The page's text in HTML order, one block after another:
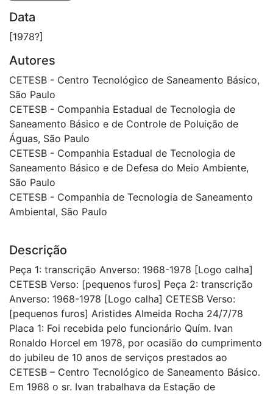
Data
[1978?]
Autores
CETESB - Centro Tecnológico de Saneamento Básico,
São Paulo
CETESB - Companhia Estadual de Tecnologia de
Saneamento Básico e de Controle de Poluição de
Águas, São Paulo
CETESB - Companhia Estadual de Tecnologia de
Saneamento Básico e de Defesa do Meio Ambiente,
São Paulo
CETESB - Companhia de Tecnologia de Saneamento
Ambiental, São Paulo
Descrição
Peça 1: transcrição Anverso: 1968-1978 [Logo calha]
CETESB Verso: [pequenos furos] Peça 2: transcrição
Anverso: 1968-1978 [Logo calha] CETESB Verso:
[pequenos furos] Aristides Almeida Rocha 24/7/78
Placa 1: Foi recebida pelo funcionário Quím. Ivan
Ronaldo Horcel em 1978, por ocasião do cumprimento
do jubileu de 10 anos de serviços prestados ao
CETESB – Centro Tecnológico de Saneamento Básico.
Em 1968 o sr. Ivan trabalhava da Estação de